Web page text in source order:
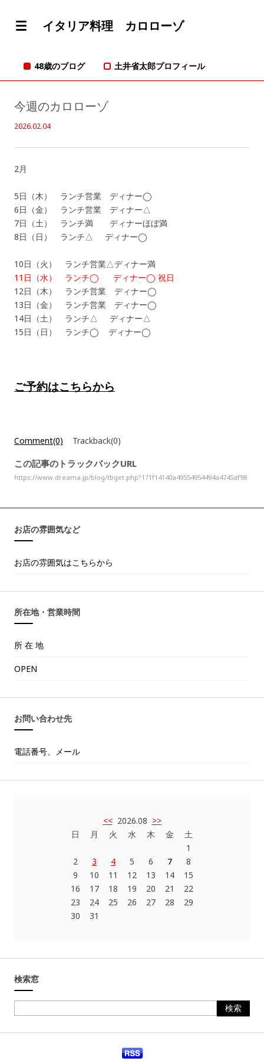
イタリア料理 カロローゾ
48歳のブログ 土井省太郎プロフィール
今週のカロローゾ
2026.02.04
2月
5日（木） ランチ営業 ディナー◯
6日（金） ランチ営業 ディナー△
7日（土） ランチ満 ディナーほぼ満
8日（日） ランチ△ ディナー◯
10日（火） ランチ営業△ディナー満
11日（水） ランチ◯ ディナー◯ 祝日
12日（木） ランチ営業 ディナー◯
13日（金） ランチ営業 ディナー◯
14日（土） ランチ△ ディナー△
15日（日） ランチ◯ ディナー◯
ご予約はこちらから
Comment(0) Trackback(0)
この記事のトラックバックURL
https://www.dreama.jp/blog/tbget.php?171f14140a49554954494a4745af98
お店の雰囲気など
お店の雰囲気はこちらから
所在地・営業時間
所 在 地
OPEN
お問い合わせ先
電話番号、メール
<<2026.08 >>
日
2
9
16
23
30
月
3
10
17
24
31
火
4
11
18
25
水
5
12
19
26
木
6
13
20
27
金
7
14
21
28
土
1
8
15
22
29
検索窓